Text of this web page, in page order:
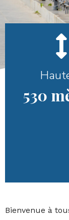
530
Bienvenue à